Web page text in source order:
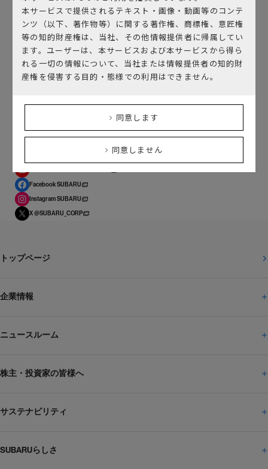
メディアに戻る
本サービスで提供されるテキスト・画像・動画等のコンテ
ンツ（以下、著作物等）に関する著作権、商標権、意匠権
等の知的財産権は、当社、その他情報提供者に帰属してい
ます。ユーザーは、本サービスおよび本サービスから得ら
れる一切の情報について、当社または情報提供者の知的財
産権を侵害する目的・態様での利用はできません。
同意します
同意しません
Facebook SUBARU
Instagram SUBARU
X @SUBARU_CORP
トップページ
企業情報
企業情報トップ
SUBARUのありたい姿
SUBARU 2025方針
事業所・関係会社
ニュースルーム
ニュースルームトップ
ニュースリリース
閉じる
株主・投資家の皆様へ
株主・投資家の皆様へトップ
企業・経営
サステナビリティ
サステナビリティトップ
SUBARUらしさ